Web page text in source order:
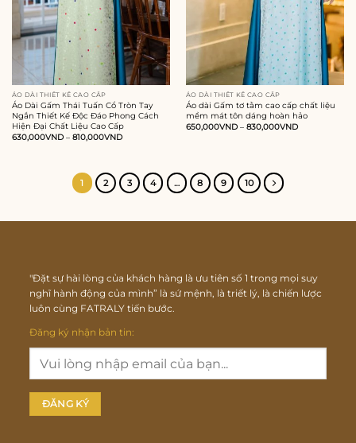
ÁO DÀI THIẾT KẾ CAO CẤP
Áo Dài Gấm Thái Tuấn Cổ Tròn Tay
Ngắn Thiết Kế Độc Đáo Phong Cách
Hiện Đại Chất Liệu Cao Cấp
630,000VND– 810,000VND
ÁO DÀI THIẾT KẾ CAO CẤP
Áo dài Gấm tơ tằm cao cấp chất liệu
mềm mát tôn dáng hoàn hảo
650,000VND– 830,000VND
1 2 3 4 … 8 9 10
"Đặt sự hài lòng của khách hàng là ưu tiên số 1 trong mọi suy
nghĩ hành động của mình” là sứ mệnh, là triết lý, là chiến lược
luôn cùng FATRALY tiến bước.
Đăng ký nhận bản tin: